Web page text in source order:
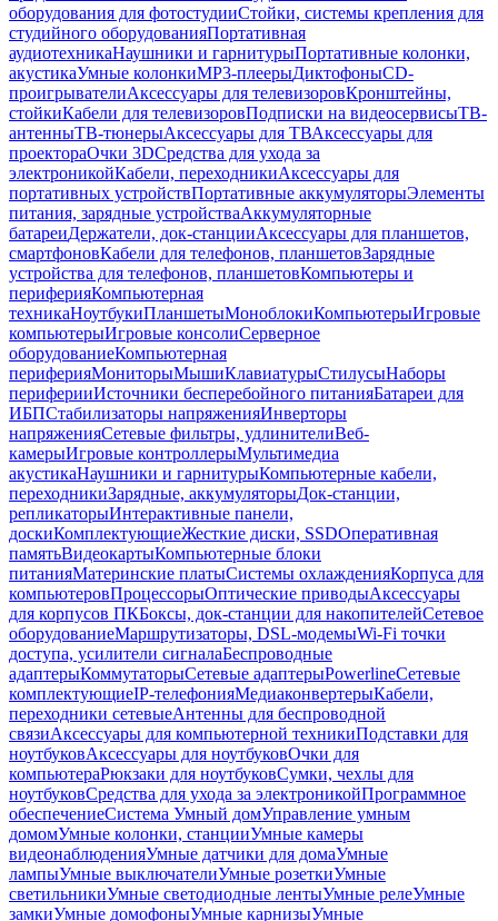
оборудования для фотостудииСтойки, системы крепления для
студийного оборудованияПортативная
аудиотехникаНаушники и гарнитурыПортативные колонки,
акустикаУмные колонкиMP3-плеерыДиктофоныCD-
проигрывателиАксессуары для телевизоровКронштейны,
стойкиКабели для телевизоровПодписки на видеосервисыТВ-
антенныТВ-тюнерыАксессуары для ТВАксессуары для
проектораОчки 3DСредства для ухода за
электроникойКабели, переходникиАксессуары для
портативных устройствПортативные аккумуляторыЭлементы
питания, зарядные устройстваАккумуляторные
батареиДержатели, док-станцииАксессуары для планшетов,
смартфоновКабели для телефонов, планшетовЗарядные
устройства для телефонов, планшетовКомпьютеры и
периферияКомпьютерная
техникаНоутбукиПланшетыМоноблокиКомпьютерыИгровые
компьютерыИгровые консолиСерверное
оборудованиеКомпьютерная
периферияМониторыМышиКлавиатурыСтилусыНаборы
периферииИсточники бесперебойного питанияБатареи для
ИБПСтабилизаторы напряженияИнверторы
напряженияСетевые фильтры, удлинителиВеб-
камерыИгровые контроллерыМультимедиа
акустикаНаушники и гарнитурыКомпьютерные кабели,
переходникиЗарядные, аккумуляторыДок-станции,
репликаторыИнтерактивные панели,
доскиКомплектующиеЖесткие диски, SSDОперативная
памятьВидеокартыКомпьютерные блоки
питанияМатеринские платыСистемы охлажденияКорпуса для
компьютеровПроцессорыОптические приводыАксессуары
для корпусов ПКБоксы, док-станции для накопителейСетевое
оборудованиеМаршрутизаторы, DSL-модемыWi-Fi точки
доступа, усилители сигналаБеспроводные
адаптерыКоммутаторыСетевые адаптерыPowerlineСетевые
комплектующиеIP-телефонияМедиаконвертерыКабели,
переходники сетевыеАнтенны для беспроводной
связиАксессуары для компьютерной техникиПодставки для
ноутбуковАксессуары для ноутбуковОчки для
компьютераРюкзаки для ноутбуковСумки, чехлы для
ноутбуковСредства для ухода за электроникойПрограммное
обеспечениеСистема Умный домУправление умным
домомУмные колонки, станцииУмные камеры
видеонаблюденияУмные датчики для домаУмные
лампыУмные выключателиУмные розеткиУмные
светильникиУмные светодиодные лентыУмные релеУмные
замкиУмные домофоныУмные карнизыУмные